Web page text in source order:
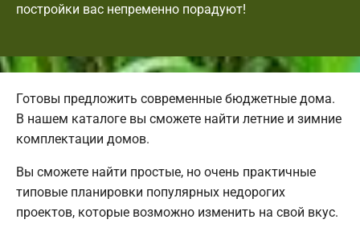
постройки вас непременно порадуют!
Готовы предложить современные бюджетные дома.
В нашем каталоге вы сможете найти летние и зимние
комплектации домов.
Вы сможете найти простые, но очень практичные
типовые планировки популярных недорогих
проектов, которые возможно изменить на свой вкус.